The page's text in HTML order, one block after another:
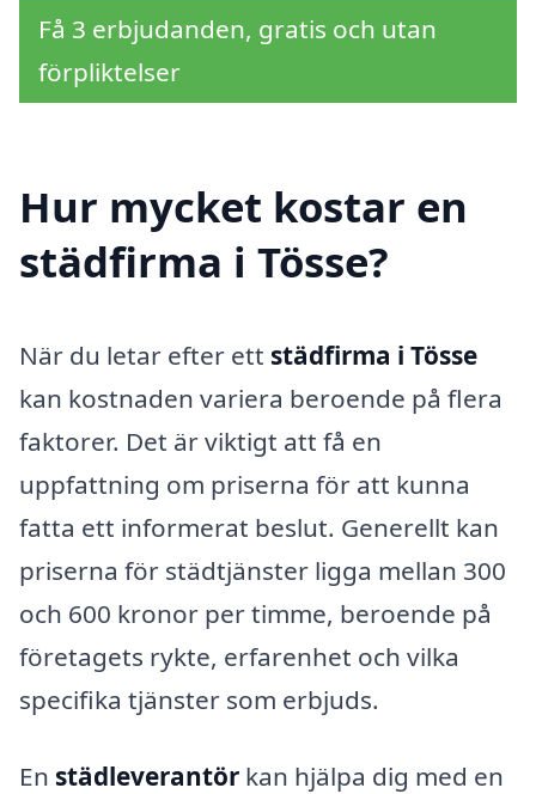
Få 3 erbjudanden, gratis och utan
förpliktelser
Hur mycket kostar en
städfirma i Tösse?
När du letar efter ett städfirma i Tösse
kan kostnaden variera beroende på flera
faktorer. Det är viktigt att få en
uppfattning om priserna för att kunna
fatta ett informerat beslut. Generellt kan
priserna för städtjänster ligga mellan 300
och 600 kronor per timme, beroende på
företagets rykte, erfarenhet och vilka
specifika tjänster som erbjuds.
En städleverantör kan hjälpa dig med en